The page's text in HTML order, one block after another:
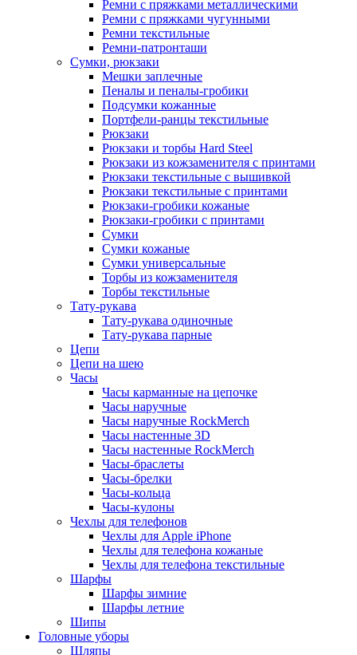
Ремни с пряжками металлическими
Ремни с пряжками чугунными
Ремни текстильные
Ремни-патронташи
Сумки, рюкзаки
Мешки заплечные
Пеналы и пеналы-гробики
Подсумки кожанные
Портфели-ранцы текстильные
Рюкзаки
Рюкзаки и торбы Hard Steel
Рюкзаки из кожзаменителя с принтами
Рюкзаки текстильные с вышивкой
Рюкзаки текстильные с принтами
Рюкзаки-гробики кожаные
Рюкзаки-гробики с принтами
Сумки
Сумки кожаные
Сумки универсальные
Торбы из кожзаменителя
Торбы текстильные
Тату-рукава
Тату-рукава одиночные
Тату-рукава парные
Цепи
Цепи на шею
Часы
Часы карманные на цепочке
Часы наручные
Часы наручные RockMerch
Часы настенные 3D
Часы настенные RockMerch
Часы-браслеты
Часы-брелки
Часы-кольца
Часы-кулоны
Чехлы для телефонов
Чехлы для Apple iPhone
Чехлы для телефона кожаные
Чехлы для телефона текстильные
Шарфы
Шарфы зимние
Шарфы летние
Шипы
Головные уборы
Шляпы